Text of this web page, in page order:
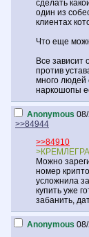
сделать
один из
клиентах
Что еще
Все зависит
против
много людей
наркошопы
Anonymous
>>84944
>>84910
Можно
номер
усложнила
купить уже
забанить,
Anonymous